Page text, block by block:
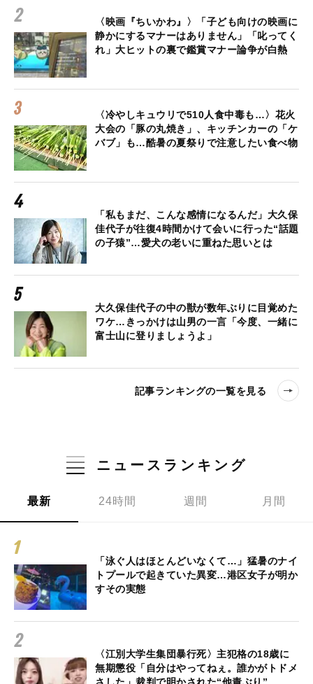
〈映画『ちいかわ』〉「子ども向けの映画に
静かにするマナーはありません」「叱ってく
れ」大ヒットの裏で鑑賞マナー論争が白熱
〈冷やしキュウリで510人食中毒も…〉花火
大会の「豚の丸焼き」、キッチンカーの「ケ
バブ」も…酷暑の夏祭りで注意したい食べ物
「私もまだ、こんな感情になるんだ」大久保
佳代子が往復4時間かけて会いに行った“話題
の子猿”…愛犬の老いに重ねた思いとは
大久保佳代子の中の獣が数年ぶりに目覚めた
ワケ…きっかけは山男の一言「今度、一緒に
富士山に登りましょうよ」
記事ランキングの一覧を見る
ニュースランキング
最新 24時間 週間 月間
「泳ぐ人はほとんどいなくて…」猛暑のナイ
トプールで起きていた異変…港区女子が明か
すその実態
〈江別大学生集団暴行死〉主犯格の18歳に
無期懲役「自分はやってねぇ。誰かがトドメ